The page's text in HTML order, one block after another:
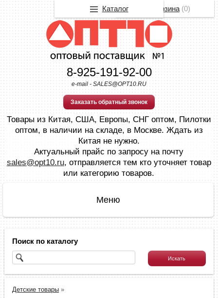
8-925-191-92-00
e-mail - SALES@OPT10.RU
Заказать обратный звонок
Товары из Китая, США, Европы, СНГ оптом, Пилотки
оптом, в наличии на складе, в Москве. Ждать из
Китая не нужно.
Актуальный прайс по запросу на почту
sales@opt10.ru, отправляется тем кто уточняет товар
или категорию товаров.
Поиск по каталогу
Детские товары »
Корзина(0)
Каталог